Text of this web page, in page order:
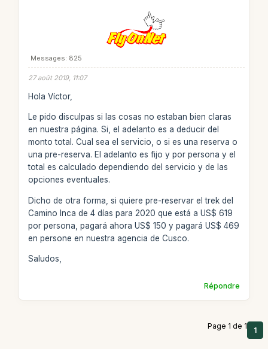
Messages: 825
27 août 2019, 11:07
Hola Víctor,
Le pido disculpas si las cosas no estaban bien claras
en nuestra página. Si, el adelanto es a deducir del
monto total. Cual sea el servicio, o si es una reserva o
una pre-reserva. El adelanto es fijo y por persona y el
total es calculado dependiendo del servicio y de las
opciones eventuales.
Dicho de otra forma, si quiere pre-reservar el trek del
Camino Inca de 4 días para 2020 que está a US$ 619
por persona, pagará ahora US$ 150 y pagará US$ 469
en persone en nuestra agencia de Cusco.
Saludos,
Répondre
Page 1 de 1 1